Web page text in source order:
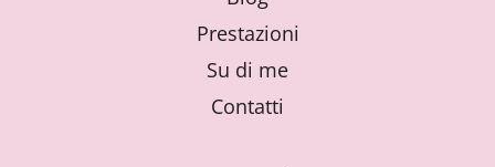
Prestazioni
Su di me
Contatti